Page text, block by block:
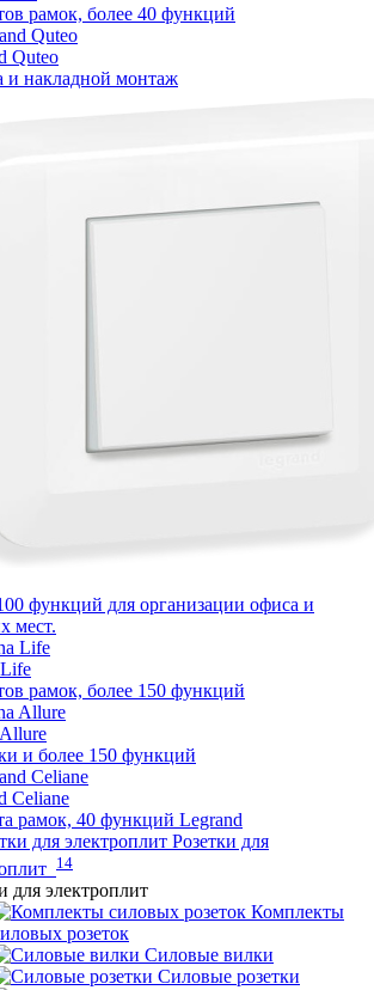
рамок, более 40 функций
Quteo
и накладной монтаж
функций для организации офиса и
мест.
рамок, более 150 функций
и более 150 функций
Celiane
рамок, 40 функций Legrand
Розетки для
14
для электроплит
Комплекты
розеток
Силовые вилки
Силовые розетки